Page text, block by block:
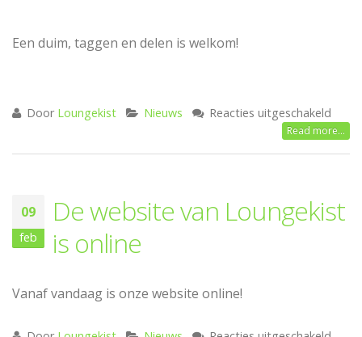
Een duim, taggen en delen is welkom!
Door Loungekist Nieuws Reacties uitgeschakeld
Read more...
09
feb
De website van Loungekist
is online
Vanaf vandaag is onze website online!